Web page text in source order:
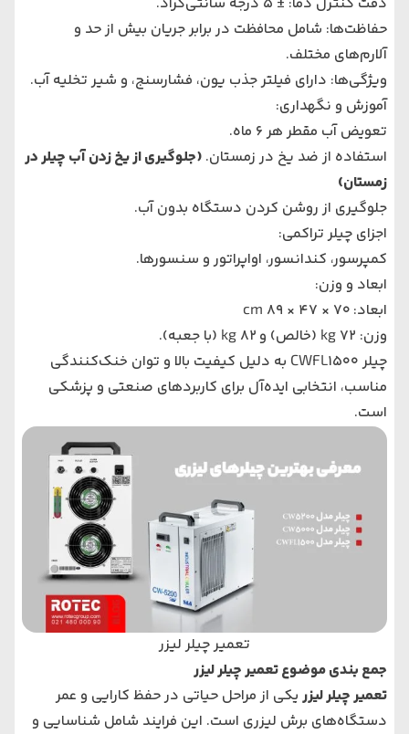
حفاظت‌ها: شامل محافظت در برابر جریان بیش از حد و
آلارم‌های مختلف.
ویژگی‌ها: دارای فیلتر جذب یون، فشارسنج، و شیر تخلیه آب.
آموزش و نگهداری:
تعویض آب مقطر هر 6 ماه.
استفاده از ضد یخ در زمستان. (جلوگیری از یخ زدن آب چیلر در
زمستان)
جلوگیری از روشن کردن دستگاه بدون آب.
اجزای چیلر تراکمی:
کمپرسور، کندانسور، اواپراتور و سنسورها.
ابعاد و وزن:
ابعاد: 70 × 47 × 89 cm
وزن: 72 kg (خالص) و 82 kg (با جعبه).
چیلر CWFL1500 به دلیل کیفیت بالا و توان خنک‌کنندگی
مناسب، انتخابی ایده‌آل برای کاربردهای صنعتی و پزشکی
است.
تعمیر چیلر لیزر
جمع بندی موضوع تعمیر چیلر لیزر
تعمیر چیلر لیزر یکی از مراحل حیاتی در حفظ کارایی و عمر
دستگاه‌های برش لیزری است. این فرایند شامل شناسایی و